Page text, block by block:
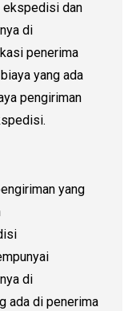
ekspedisi dan
di
penerima
yang ada
pengiriman
yang
di
ada di penerima